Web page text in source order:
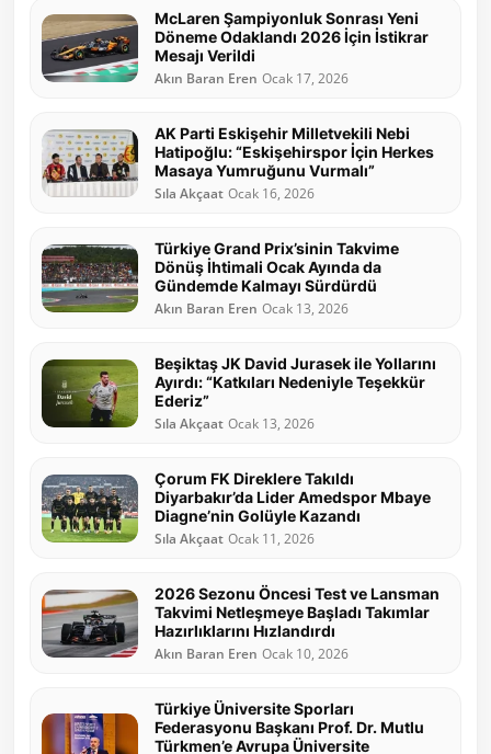
McLaren Şampiyonluk Sonrası Yeni
Döneme Odaklandı 2026 İçin İstikrar
Mesajı Verildi
Akın Baran Eren Ocak 17, 2026
AK Parti Eskişehir Milletvekili Nebi
Hatipoğlu: “Eskişehirspor İçin Herkes
Masaya Yumruğunu Vurmalı”
Sıla Akçaat Ocak 16, 2026
Türkiye Grand Prix’sinin Takvime
Dönüş İhtimali Ocak Ayında da
Gündemde Kalmayı Sürdürdü
Akın Baran Eren Ocak 13, 2026
Beşiktaş JK David Jurasek ile Yollarını
Ayırdı: “Katkıları Nedeniyle Teşekkür
Ederiz”
Sıla Akçaat Ocak 13, 2026
Çorum FK Direklere Takıldı
Diyarbakır’da Lider Amedspor Mbaye
Diagne’nin Golüyle Kazandı
Sıla Akçaat Ocak 11, 2026
2026 Sezonu Öncesi Test ve Lansman
Takvimi Netleşmeye Başladı Takımlar
Hazırlıklarını Hızlandırdı
Akın Baran Eren Ocak 10, 2026
Türkiye Üniversite Sporları
Federasyonu Başkanı Prof. Dr. Mutlu
Türkmen’e Avrupa Üniversite